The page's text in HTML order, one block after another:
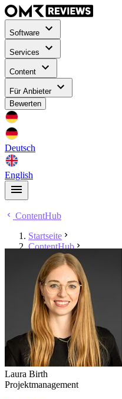
Software
Services
Content
Für Anbieter
Bewerten
Deutsch
English
ContentHub
Startseite
ContentHub
Laura Birth
Laura Birth
Projektmanagement